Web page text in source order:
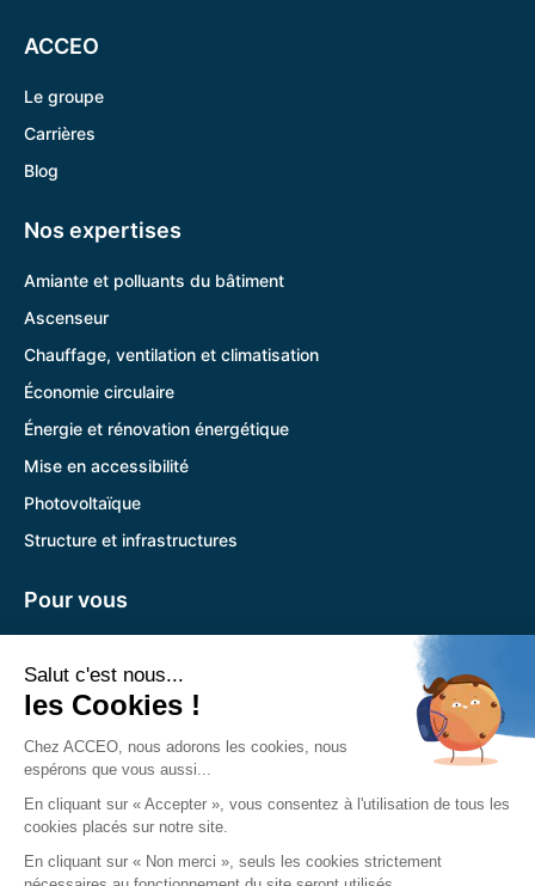
ACCEO
Le groupe
Carrières
Blog
Nos expertises
Amiante et polluants du bâtiment
Ascenseur
Chauffage, ventilation et climatisation
Économie circulaire
Énergie et rénovation énergétique
Mise en accessibilité
Photovoltaïque
Structure et infrastructures
Pour vous
Trouver l’agence la plus proche
Nous retrouver
785 Voie Antiope 13600 La Ciotat
04 89 12 08 31